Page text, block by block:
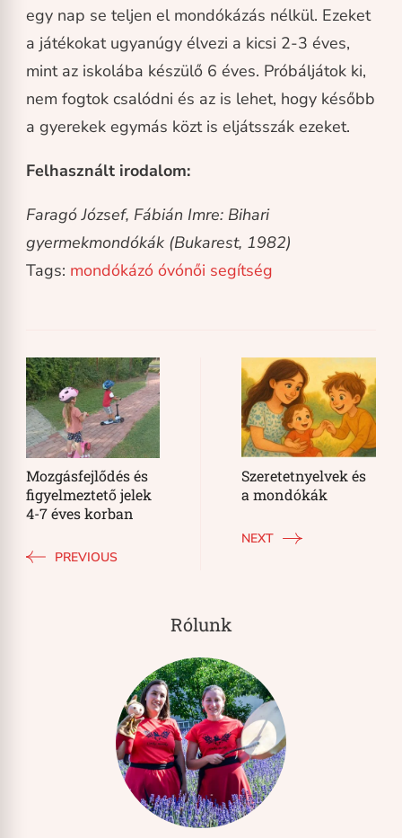
egy nap se teljen el mondókázás nélkül. Ezeket
a játékokat ugyanúgy élvezi a kicsi 2-3 éves,
mint az iskolába készülő 6 éves. Próbáljátok ki,
nem fogtok csalódni és az is lehet, hogy később
a gyerekek egymás közt is eljátsszák ezeket.
Felhasznált irodalom:
Faragó József, Fábián Imre: Bihari
gyermekmondókák (Bukarest, 1982)
Tags: mondókázó óvónői segítség
Post
Navigation
Mozgásfejlődés és
figyelmeztető jelek
4-7 éves korban
PREVIOUS
Szeretetnyelvek és
a mondókák
NEXT
Rólunk